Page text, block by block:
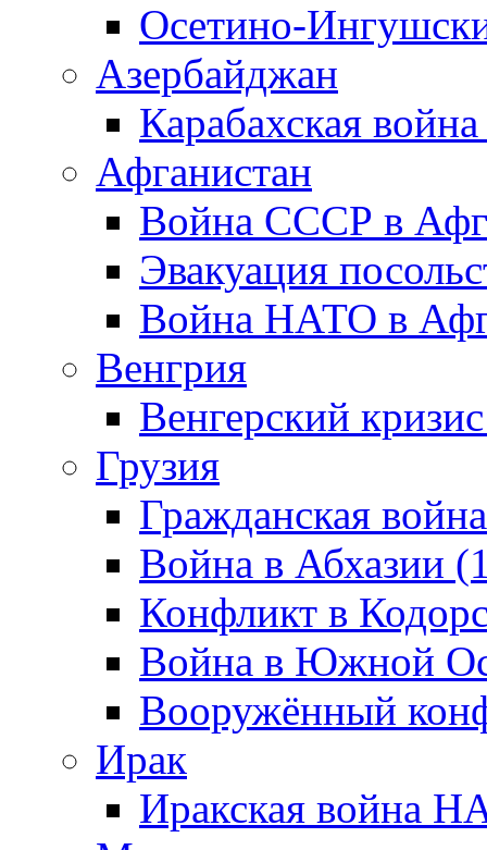
Осетино-
Азербайджан
Карабахская
Афганистан
Война СССР в
Эвакуация
Война НАТО в
Венгрия
Венгерский
Грузия
Гражданская
Война в Абхазии
Конфликт в
Война в Южной
Вооружённый
Ирак
Иракская война